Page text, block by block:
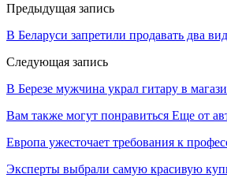
Предыдущая запись
В Беларуси запретили продавать два
Следующая запись
В Березе мужчина украл гитару в
Вам также могут понравиться Еще от
Европа ужесточает требования к
Эксперты выбрали самую красивую